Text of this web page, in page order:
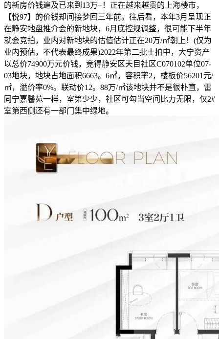
的新房价钱遍及已来到13万+！正在越来越贵的上海楼市，
【悦97】的价钱却间接梦回三年前。往后看，本年3月呈现正
在静安地盘推介会的新地块，6月底控规调整，很可能下半年
就会竞拍，业内对新地块的估值估计正在20万/㎡朝上！(仅为
业内预估，不代表最终成果)2022年第二批土拍中，大宁资产
以总价74900万元价钱，竞得静安区天目社区C070102单位07-
03地块，地块占地面积6663。6㎡，容积率2，楼板价56201元/
㎡，溢价率0%。联动价12。88万/㎡该地块并不是很朴直，雷
同宁嘉馨苑一样，室第少少，社区可勾当空间比力无限，仅2#
室第西侧还有一部门集中绿地。